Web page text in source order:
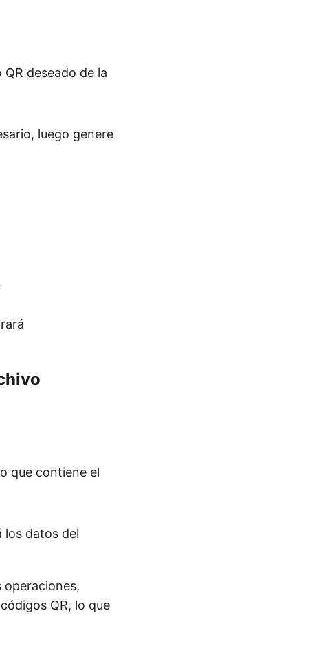
deseado de la
luego genere
que contiene el
los datos del
operaciones,
QR, lo que